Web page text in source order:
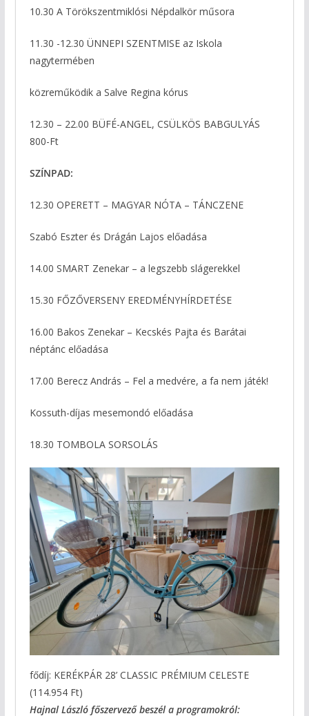
10.30 A Törökszentmiklósi Népdalkör műsora
11.30 -12.30 ÜNNEPI SZENTMISE az Iskola
nagytermében
közreműködik a Salve Regina kórus
12.30 – 22.00 BÜFÉ-ANGEL, CSÜLKÖS BABGULYÁS
800-Ft
SZÍNPAD:
12.30 OPERETT – MAGYAR NÓTA – TÁNCZENE
Szabó Eszter és Drágán Lajos előadása
14.00 SMART Zenekar – a legszebb slágerekkel
15.30 FŐZŐVERSENY EREDMÉNYHÍRDETÉSE
16.00 Bakos Zenekar – Kecskés Pajta és Barátai
néptánc előadása
17.00 Berecz András – Fel a medvére, a fa nem játék!
Kossuth-díjas mesemondó előadása
18.30 TOMBOLA SORSOLÁS
fődíj: KERÉKPÁR 28’ CLASSIC PRÉMIUM CELESTE
(114.954 Ft)
Hajnal László főszervező beszél a programokról: